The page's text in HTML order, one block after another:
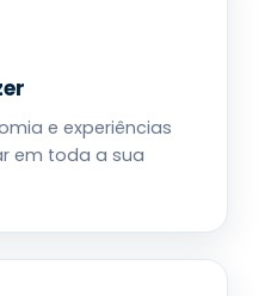
e experiências
em toda a sua